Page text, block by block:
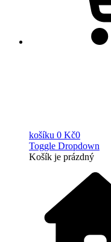
košíku 0 Kč0
Toggle Dropdown
Košík je prázdný